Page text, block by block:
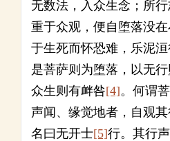
无数法，入众生念；所
重于众观，便自堕落没
于生死而怀恐难，乐泥
是菩萨则为堕落，以无
众生则有衅咎[4]。何谓
声闻、缘觉地者，自观
名曰无开士[5]行。其行